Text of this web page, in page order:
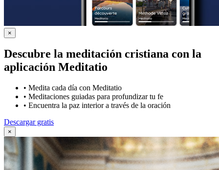
×
Descubre la meditación cristiana con la
aplicación Meditatio
• Medita cada día con Meditatio
• Meditaciones guiadas para profundizar tu fe
• Encuentra la paz interior a través de la oración
Descargar gratis
×